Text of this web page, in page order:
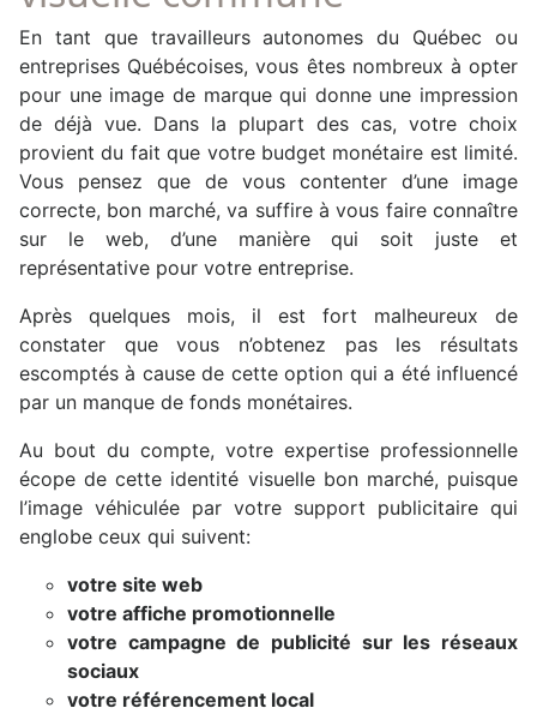
En tant que travailleurs autonomes du Québec ou
entreprises Québécoises, vous êtes nombreux à opter
pour une image de marque qui donne une impression
de déjà vue. Dans la plupart des cas, votre choix
provient du fait que votre budget monétaire est limité.
Vous pensez que de vous contenter d’une image
correcte, bon marché, va suffire à vous faire connaître
sur le web, d’une manière qui soit juste et
représentative pour votre entreprise.
Après quelques mois, il est fort malheureux de
constater que vous n’obtenez pas les résultats
escomptés à cause de cette option qui a été influencé
par un manque de fonds monétaires.
Au bout du compte, votre expertise professionnelle
écope de cette identité visuelle bon marché, puisque
l’image véhiculée par votre support publicitaire qui
englobe ceux qui suivent:
votre site web
votre affiche promotionnelle
votre campagne de publicité sur les réseaux
sociaux
votre référencement local